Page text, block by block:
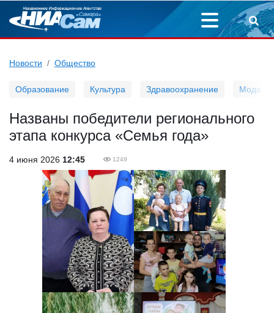
Новости Общество
Образование Культура Здравоохранение Мода
Названы победители регионального
этапа конкурса «Семья года»
4 июня 2026 12:45 1249